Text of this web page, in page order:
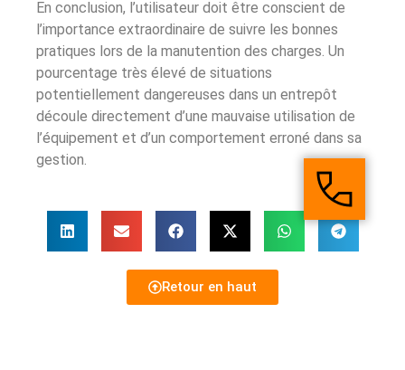
En conclusion, l’utilisateur doit être conscient de
l’importance extraordinaire de suivre les bonnes
pratiques lors de la manutention des charges. Un
pourcentage très élevé de situations
potentiellement dangereuses dans un entrepôt
découle directement d’une mauvaise utilisation de
l’équipement et d’un comportement erroné dans sa
gestion.
Retour en haut